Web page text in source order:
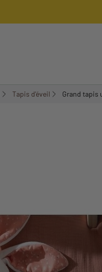
Tapis d'éveil Grand tapis